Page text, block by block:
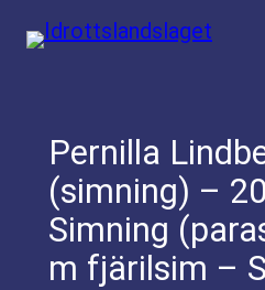
Hoppa
Pernilla
(simning) –
Simning
m fjärilsim –